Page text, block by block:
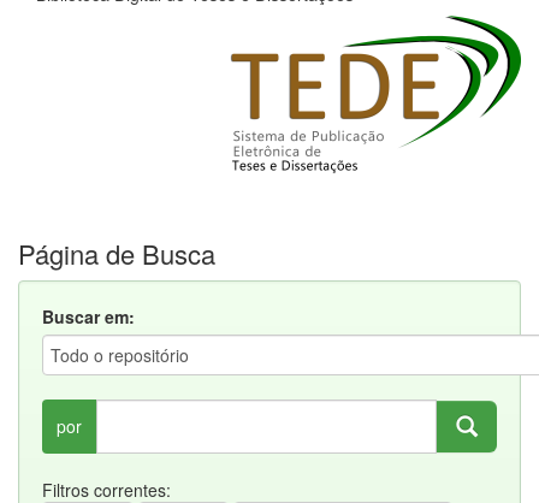
Página de Busca
Buscar em:
por
Filtros correntes: